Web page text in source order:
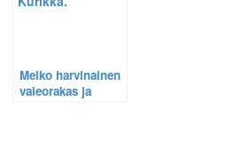
Melko harvinainen
valeorakas ja